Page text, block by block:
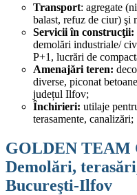
Transport: agregate
balast, refuz de ciur) şi
Servicii în construcţii:
demolări industriale/
P+1, lucrări de
Amenajări teren:
diverse, piconat
județul Ilfov;
Închirieri: utilaje
terasamente, canalizări;
GOLDEN TEAM
Demolări,
Bucureşti-Ilfov